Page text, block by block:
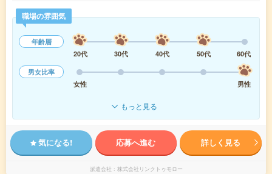
職場の雰囲気
年齢層
20代
30代 40代 50代
60代
男女比率
女性
男性
もっと見る
気になる! 応募へ進む 詳しく見る
派遣会社 株式会社リンクトゥモロー